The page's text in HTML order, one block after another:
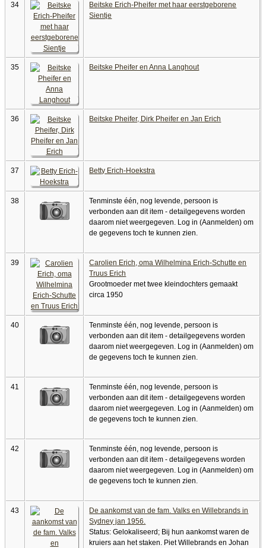
34
Beitske Erich-Pheifer met haar eerstgeborene
Sientje
35 Beitske Pheifer en Anna Langhout
36 Beitske Pheifer, Dirk Pheifer en Jan Erich
37 Betty Erich-Hoekstra
38
Tenminste één, nog levende, persoon is
verbonden aan dit item - detailgegevens worden
daarom niet weergegeven. Log in (Aanmelden) om
de gegevens toch te kunnen zien.
39
Carolien Erich, oma Wilhelmina Erich-Schutte en
Truus Erich
Grootmoeder met twee kleindochters gemaakt
circa 1950
40
Tenminste één, nog levende, persoon is
verbonden aan dit item - detailgegevens worden
daarom niet weergegeven. Log in (Aanmelden) om
de gegevens toch te kunnen zien.
41
Tenminste één, nog levende, persoon is
verbonden aan dit item - detailgegevens worden
daarom niet weergegeven. Log in (Aanmelden) om
de gegevens toch te kunnen zien.
42
Tenminste één, nog levende, persoon is
verbonden aan dit item - detailgegevens worden
daarom niet weergegeven. Log in (Aanmelden) om
de gegevens toch te kunnen zien.
43
De aankomst van de fam. Valks en Willebrands in
Sydney jan 1956.
Status: Gelokaliseerd; Bij hun aankomst waren de
kruiers aan het staken. Piet Willebrands en Johan